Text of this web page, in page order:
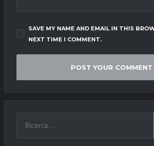
SAVE MY NAME AND EMAIL IN THIS
NEXT TIME I COMMENT.